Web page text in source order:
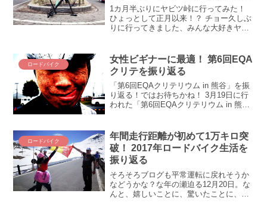
り」
1カ月半ぶりにヤビツ峠に行ってみた！
ひょっとして正月以来！？ チョー久しぶ
りに行ってきました、みんな大好きヤビ
1カ月半ぶりのヤビツ峠の結果やいか
に！？ ...
ロードバイク
女性ビギナーに最適！ 第6回EQA
クリテを振り返る
「第6回EQAクリテリウム in 熊谷」を振
り返る！ではお待ちかね！ 3月19日に行
われた「第6回EQAクリテリウム in 熊
りましたのさ＾＾ 「自転車レースに興味
あ...
ロードバイク
年間走行距離が初めて1万キロ突
破！ 2017年ロードバイク生活を
振り返る
そろそろブログも平常運転に戻れそうか
などうかな？な年の瀬迫る12月20日。な
んと、嬉しいことに、驚いたことに、自